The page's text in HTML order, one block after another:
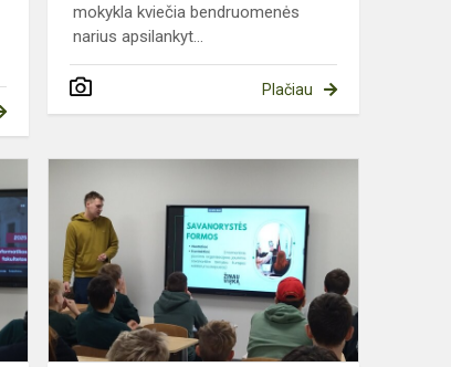
mokykla kviečia bendruomenės
narius apsilankyt...
Plačiau
aštuntokų
pamoka
su
universiteto
dėstytoju